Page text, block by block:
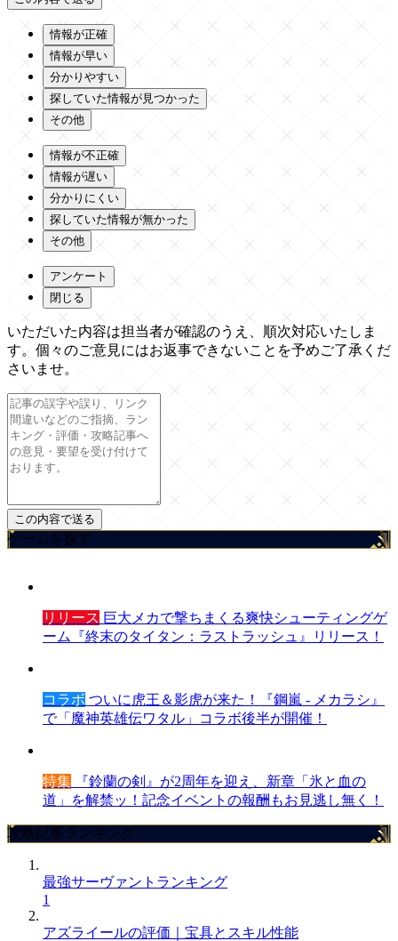
情報が正確
情報が早い
分かりやすい
探していた情報が見つかった
その他
情報が不正確
情報が遅い
分かりにくい
探していた情報が無かった
その他
アンケート
閉じる
いただいた内容は担当者が確認のうえ、順次対応いたしま
す。個々のご意見にはお返事できないことを予めご了承くだ
さいませ。
ゲームを探す
リリース 巨大メカで撃ちまくる爽快シューティングゲ
ーム『終末のタイタン：ラストラッシュ』リリース！
コラボ ついに虎王＆影虎が来た！『鋼嵐 - メカラシ』
で「魔神英雄伝ワタル」コラボ後半が開催！
特集 『鈴蘭の剣』が2周年を迎え、新章「氷と血の
道」を解禁ッ！記念イベントの報酬もお見逃し無く！
攻略記事ランキング
最強サーヴァントランキング
1
アズライールの評価｜宝具とスキル性能